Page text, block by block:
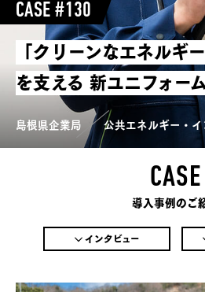
島根県企業局 公共エネルギー・
CASE #130
「クリーンなエネルギ
を支える 新ユニフォー
CASE
導入事例のご
インタビュー